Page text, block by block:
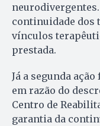
continuidade dos
vínculos
prestada.
Já a segunda
em razão do
Centro de
garantia da